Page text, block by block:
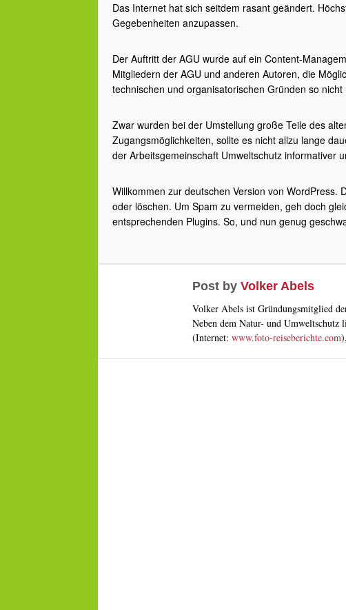
Das Internet hat sich seitdem rasant geändert.
Gegebenheiten anzupassen.
Der Auftritt der AGU wurde auf ein Content-
Mitgliedern der AGU und anderen Autoren, die
technischen und organisatorischen Gründen so nicht
Zwar wurden bei der Umstellung große Teile des
Zugangsmöglichkeiten, sollte es nicht allzu lange
der Arbeitsgemeinschaft Umweltschutz informativer
Willkommen zur deutschen Version von WordPress.
oder löschen. Um Spam zu vermeiden, geh doch
entsprechenden Plugins. So, und nun genug
Post by Volker Abels
Volker Abels ist Gründungsmitglied
Neben dem Natur- und Umweltschutz
(Internet: www.foto-reiseberichte.com